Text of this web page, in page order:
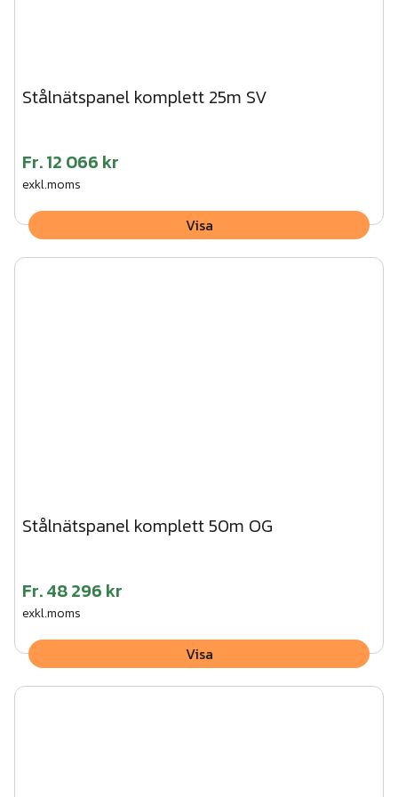
Stålnätspanel komplett 25m SV
Fr.12 066 kr
exkl.moms
Visa
Stålnätspanel komplett 50m OG
Fr.48 296 kr
exkl.moms
Visa